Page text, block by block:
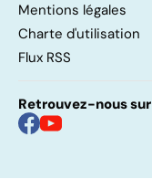
Mentions légales
Charte d'utilisation
Flux RSS
Retrouvez-nous sur